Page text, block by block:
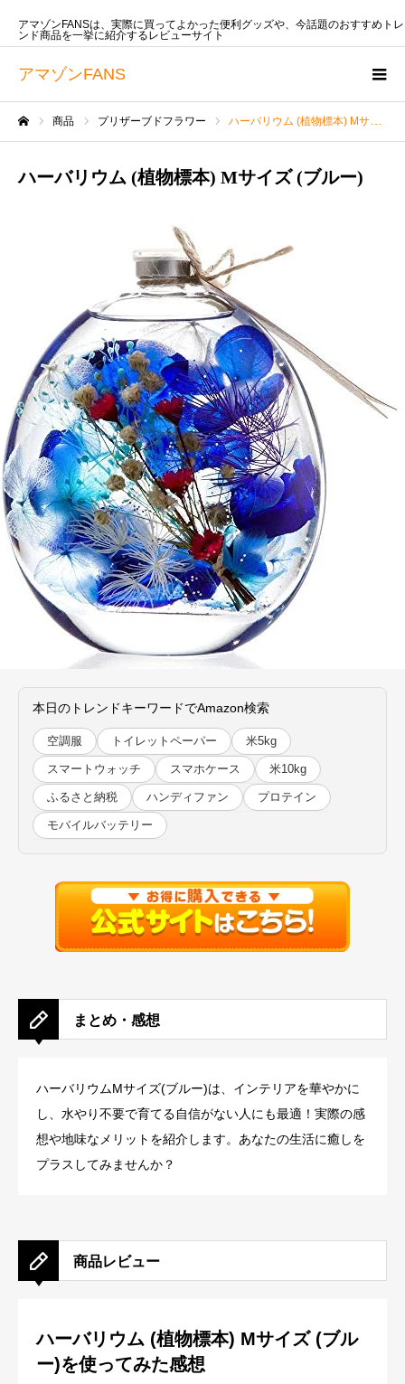
アマゾンFANS
アマゾンFANSは、実際に買ってよかった便利グッズや、今話題のおすすめトレ
ンド商品を一挙に紹介するレビューサイト
商品 プリザーブドフラワー ハーバリウム (植物標本) Mサイズ (ブルー)
ハーバリウム (植物標本) Mサイズ (ブルー)
本日のトレンドキーワードでAmazon検索
空調服 トイレットペーパー 米5kg
スマートウォッチ スマホケース 米10kg
ふるさと納税 ハンディファン プロテイン
モバイルバッテリー
まとめ・感想
ハーバリウムMサイズ(ブルー)は、インテリアを華やかに
し、水やり不要で育てる自信がない人にも最適！実際の感
想や地味なメリットを紹介します。あなたの生活に癒しを
プラスしてみませんか？
商品レビュー
ハーバリウム (植物標本) Mサイズ (ブル
ー)を使ってみた感想